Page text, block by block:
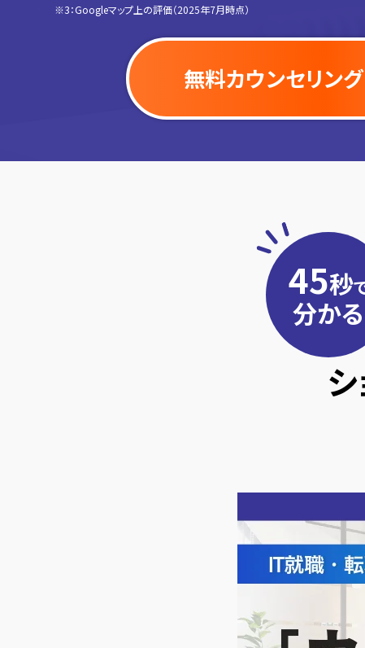
※3：Googleマップ上の評価（2025年7月時点）
無料カウンセリン
45秒
分かる